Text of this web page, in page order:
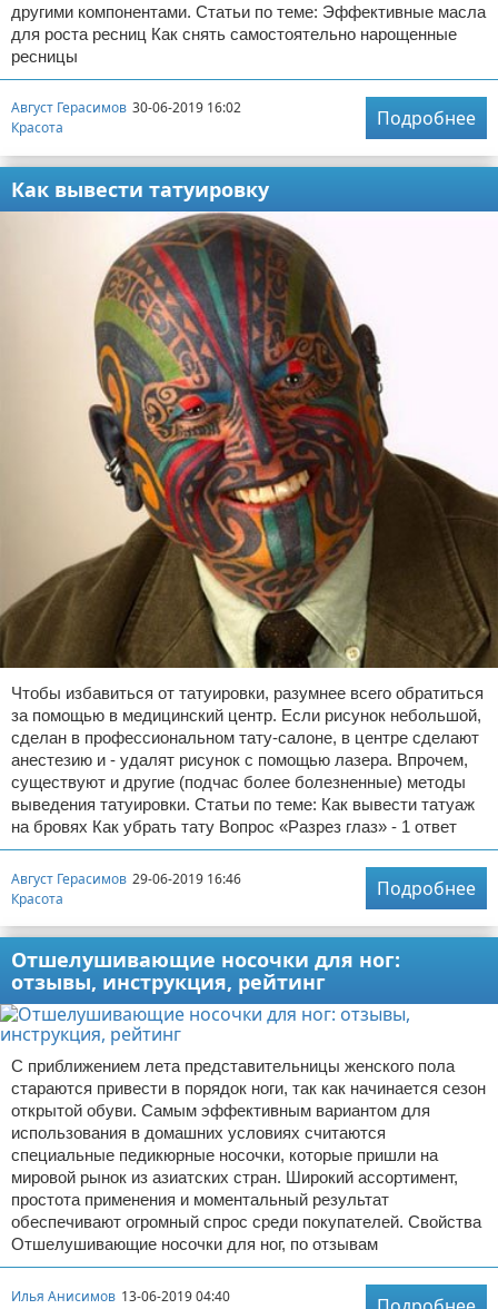
другими компонентами. Статьи по теме: Эффективные масла
для роста ресниц Как снять самостоятельно нарощенные
ресницы
Август Герасимов 30-06-2019 16:02
Красота
Подробнее
Как вывести татуировку
Чтобы избавиться от татуировки, разумнее всего обратиться
за помощью в медицинский центр. Если рисунок небольшой,
сделан в профессиональном тату-салоне, в центре сделают
анестезию и - удалят рисунок с помощью лазера. Впрочем,
существуют и другие (подчас более болезненные) методы
выведения татуировки. Статьи по теме: Как вывести татуаж
на бровях Как убрать тату Вопрос «Разрез глаз» - 1 ответ
Август Герасимов 29-06-2019 16:46
Красота
Подробнее
Отшелушивающие носочки для ног:
отзывы, инструкция, рейтинг
С приближением лета представительницы женского пола
стараются привести в порядок ноги, так как начинается сезон
открытой обуви. Самым эффективным вариантом для
использования в домашних условиях считаются
специальные педикюрные носочки, которые пришли на
мировой рынок из азиатских стран. Широкий ассортимент,
простота применения и моментальный результат
обеспечивают огромный спрос среди покупателей. Свойства
Отшелушивающие носочки для ног, по отзывам
Илья Анисимов 13-06-2019 04:40